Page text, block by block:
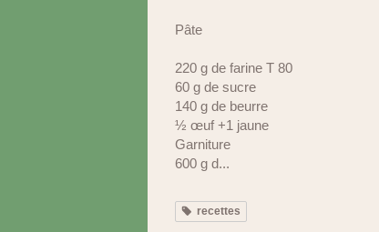
Pâte
220 g de farine T 80
60 g de sucre
140 g de beurre
½ œuf +1 jaune
Garniture
600 g d...
recettes